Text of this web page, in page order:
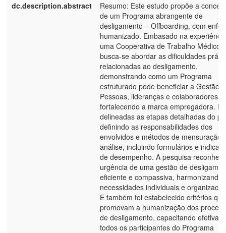
dc.description.abstract
Resumo: Este estudo propõe a
de um Programa abrangente de
desligamento – Offboarding, com
humanizado. Embasado na
uma Cooperativa de Trabalho Médico,
busca-se abordar as dificuldades
relacionadas ao desligamento,
demonstrando como um Programa
estruturado pode beneficiar a Gestão
Pessoas, lideranças e colaboradores,
fortalecendo a marca empregadora.
delineadas as etapas detalhadas do
definindo as responsabilidades dos
envolvidos e métodos de mensuração
análise, incluindo formulários e
de desempenho. A pesquisa
urgência de uma gestão de
eficiente e compassiva, harmonizando
necessidades individuais e
E também foi estabelecido critérios que
promovam a humanização dos
de desligamento, capacitando
todos os participantes do Programa